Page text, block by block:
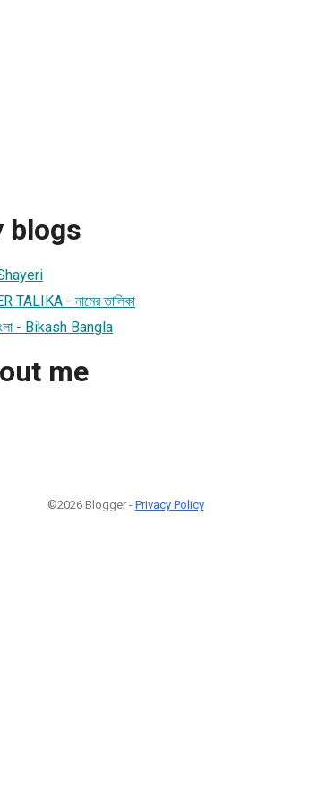
blogs
TALIKA - নামের তালিকা
- Bikash Bangla
me
©2026 Blogger - Privacy Policy